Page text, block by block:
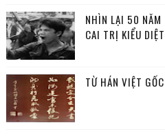
NHÌN LẠI 50 NĂM
CAI TRỊ KIỂU
TỪ HÁN VIỆT